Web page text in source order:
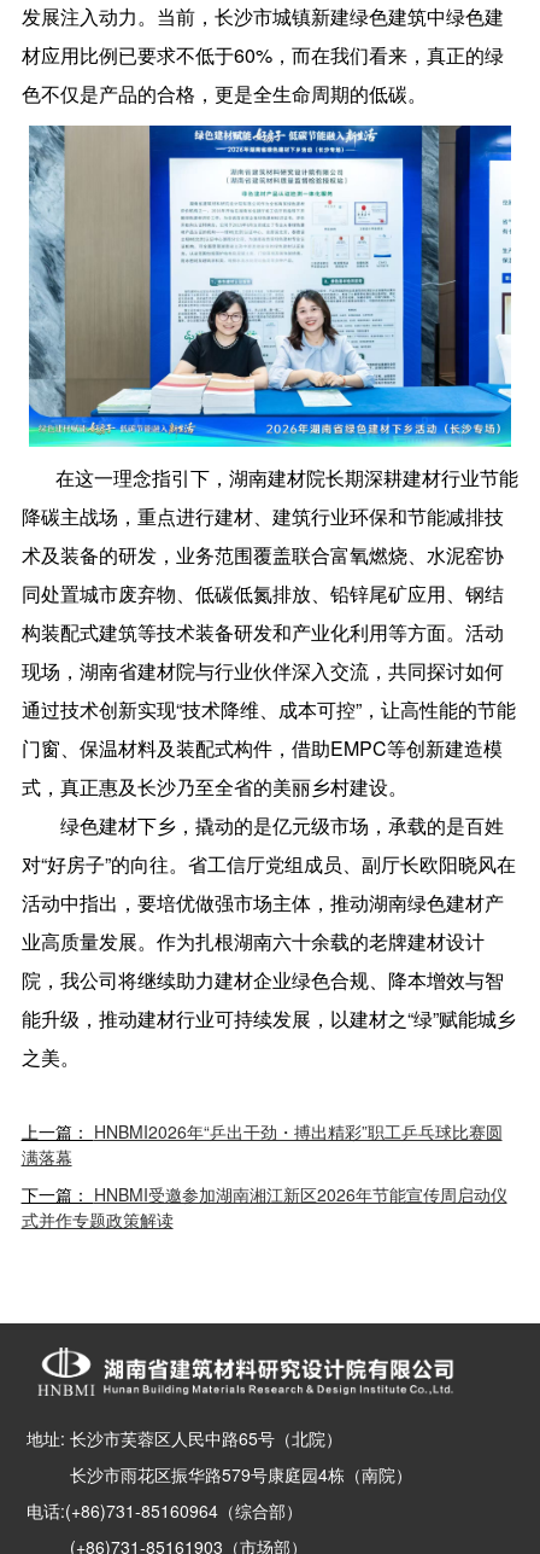
发展注入动力。当前，长沙市城镇新建绿色建筑中绿色建
材应用比例已要求不低于60%，而在我们看来，真正的绿
色不仅是产品的合格，更是全生命周期的低碳。
在这一理念指引下，湖南建材院长期深耕建材行业节能
降碳主战场，重点进行建材、建筑行业环保和节能减排技
术及装备的研发，业务范围覆盖联合富氧燃烧、水泥窑协
同处置城市废弃物、低碳低氮排放、铅锌尾矿应用、钢结
构装配式建筑等技术装备研发和产业化利用等方面。活动
现场，湖南省建材院与行业伙伴深入交流，共同探讨如何
通过技术创新实现“技术降维、成本可控”，让高性能的节能
门窗、保温材料及装配式构件，借助EMPC等创新建造模
式，真正惠及长沙乃至全省的美丽乡村建设。
绿色建材下乡，撬动的是亿元级市场，承载的是百姓
对“好房子”的向往。省工信厅党组成员、副厅长欧阳晓风在
活动中指出，要培优做强市场主体，推动湖南绿色建材产
业高质量发展。作为扎根湖南六十余载的老牌建材设计
院，我公司将继续助力建材企业绿色合规、降本增效与智
能升级，推动建材行业可持续发展，以建材之“绿”赋能城乡
之美。
上一篇： HNBMI2026年“乒出干劲・搏出精彩”职工乒乓球比赛圆
满落幕
下一篇： HNBMI受邀参加湖南湘江新区2026年节能宣传周启动仪
式并作专题政策解读
地址: 长沙市芙蓉区人民中路65号（北院）
长沙市雨花区振华路579号康庭园4栋（南院）
电话:(+86)731-85160964（综合部）
(+86)731-85161903（市场部）